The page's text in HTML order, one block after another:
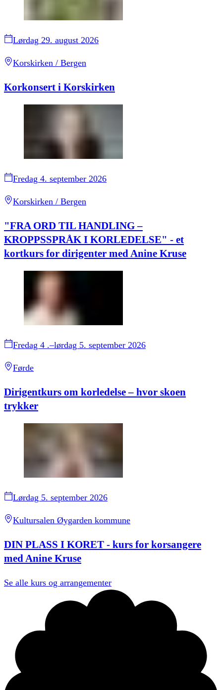
Lørdag 29. august 2026
Korskirken / Bergen
Korkonsert i Korskirken
Fredag 4. september 2026
Korskirken / Bergen
"FRA ORD TIL HANDLING –
KROPPSSPRÅK I KORLEDELSE" - et
kortkurs for dirigenter med Anine Kruse
Fredag 4 .–lørdag 5. september 2026
Førde
Dirigentkurs om korledelse – hvor skoen
trykker
Lørdag 5. september 2026
Kultursalen Øygarden kommune
DIN PLASS I KORET - kurs for korsangere
med Anine Kruse
Se alle kurs og arrangementer